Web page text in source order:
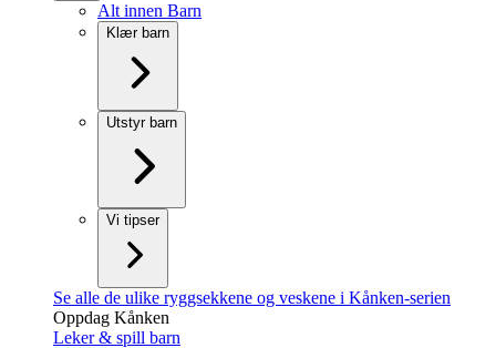
Alt innen Barn
Klær barn
Utstyr barn
Vi tipser
Se alle de ulike ryggsekkene og veskene i Kånken-serien
Oppdag Kånken
Leker & spill barn